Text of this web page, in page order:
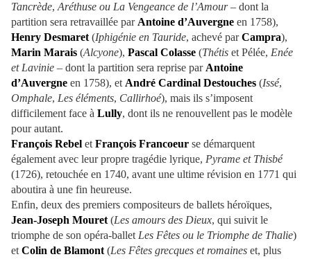
Tancrède, Aréthuse ou La Vengeance de l’Amour– dont la
partition sera retravaillée par Antoine d’Auvergne en 1758),
Henry Desmaret (Iphigénie en Tauride, achevé parCampra),
Marin Marais (Alcyone), Pascal Colasse (Thétis et Pélée, Enée
et Lavinie – dont la partition sera reprise par Antoine
d’Auvergne en 1758), et André Cardinal Destouches (Issé,
Omphale, Les éléments, Callirhoé), mais ils s’imposent
difficilement face à Lully, dont ils ne renouvellent pas le modèle
pour autant.
François Rebel et François Francoeur se démarquent
également avec leur propre tragédie lyrique, Pyrame et Thisbé
(1726), retouchée en 1740, avant une ultime révision en 1771 qui
aboutira à une fin heureuse.
Enfin, deux des premiers compositeurs de ballets héroïques,
Jean-Joseph Mouret (Les amours des Dieux, qui suivit le
triomphe de son opéra-ballet Les Fêtes ou le Triomphe de Thalie)
et Colin de Blamont (Les Fêtes grecques et romaines et, plus